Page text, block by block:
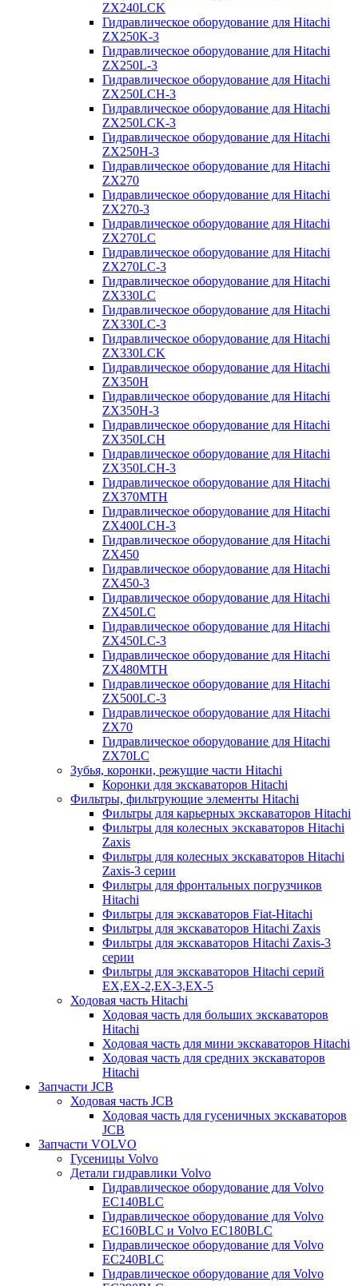
ZX240LCK
Гидравлическое оборудование для Hitachi
ZX250K-3
Гидравлическое оборудование для Hitachi
ZX250L-3
Гидравлическое оборудование для Hitachi
ZX250LCH-3
Гидравлическое оборудование для Hitachi
ZX250LCK-3
Гидравлическое оборудование для Hitachi
ZX250Н-3
Гидравлическое оборудование для Hitachi
ZX270
Гидравлическое оборудование для Hitachi
ZX270-3
Гидравлическое оборудование для Hitachi
ZX270LC
Гидравлическое оборудование для Hitachi
ZX270LC-3
Гидравлическое оборудование для Hitachi
ZX330LC
Гидравлическое оборудование для Hitachi
ZX330LC-3
Гидравлическое оборудование для Hitachi
ZX330LCK
Гидравлическое оборудование для Hitachi
ZX350H
Гидравлическое оборудование для Hitachi
ZX350H-3
Гидравлическое оборудование для Hitachi
ZX350LCH
Гидравлическое оборудование для Hitachi
ZX350LCH-3
Гидравлическое оборудование для Hitachi
ZX370MTH
Гидравлическое оборудование для Hitachi
ZX400LCH-3
Гидравлическое оборудование для Hitachi
ZX450
Гидравлическое оборудование для Hitachi
ZX450-3
Гидравлическое оборудование для Hitachi
ZX450LC
Гидравлическое оборудование для Hitachi
ZX450LC-3
Гидравлическое оборудование для Hitachi
ZX480MTH
Гидравлическое оборудование для Hitachi
ZX500LC-3
Гидравлическое оборудование для Hitachi
ZX70
Гидравлическое оборудование для Hitachi
ZX70LC
Зубья, коронки, режущие части Hitachi
Коронки для экскаваторов Hitachi
Фильтры, фильтрующие элементы Hitachi
Фильтры для карьерных экскаваторов Hitachi
Фильтры для колесных экскаваторов Hitachi
Zaxis
Фильтры для колесных экскаваторов Hitachi
Zaxis-3 серии
Фильтры для фронтальных погрузчиков
Hitachi
Фильтры для экскаваторов Fiat-Hitachi
Фильтры для экскаваторов Hitachi Zaxis
Фильтры для экскаваторов Hitachi Zaxis-3
серии
Фильтры для экскаваторов Hitachi серий
EX,EX-2,EX-3,EX-5
Ходовая часть Hitachi
Ходовая часть для больших экскаваторов
Hitachi
Ходовая часть для мини экскаваторов Hitachi
Ходовая часть для средних экскаваторов
Hitachi
Запчасти JCB
Ходовая часть JCB
Ходовая часть для гусеничных экскаваторов
JCB
Запчасти VOLVO
Гусеницы Volvo
Детали гидравлики Volvo
Гидравлическое оборудование для Volvo
EC140BLC
Гидравлическое оборудование для Volvo
EC160BLC и Volvo EC180BLC
Гидравлическое оборудование для Volvo
EC240BLC
Гидравлическое оборудование для Volvo